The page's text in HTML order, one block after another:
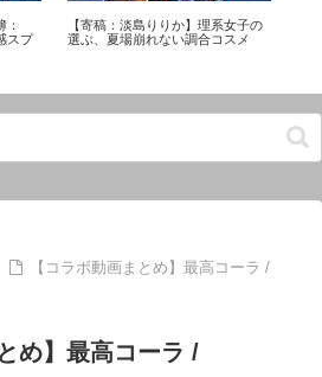
スプ
【寄稿：淡島りりか】理系女子の
選ぶ、夏場崩れない調合コスメ
【コラボ動画まとめ】最高コーラ /
め】最高コーラ /